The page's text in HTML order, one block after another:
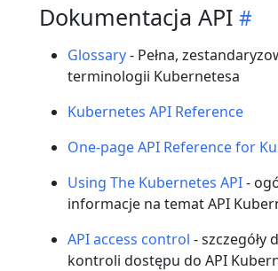
Dokumentacja API
Glossary- Pełna,
terminologii Kubernetesa
Kubernetes API Reference
One-page API Reference for
Using The Kubernetes API-
informacje na temat API
API access control - szczegóły
kontroli dostępu do API